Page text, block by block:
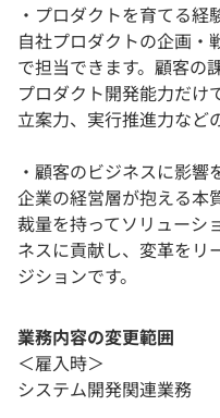
・プロダクトを育てる経
自社プロダクトの企画・
で担当できます。顧客の
プロダクト開発能力だけ
立案力、実行推進力など
・顧客のビジネスに影響
企業の経営層が抱える本
裁量を持ってソリューシ
ネスに貢献し、変革をリ
ジションです。
業務内容の変更範囲
＜雇入時＞
システム開発関連業務